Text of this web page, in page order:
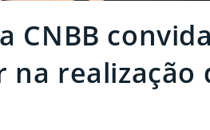
CNBB
realização